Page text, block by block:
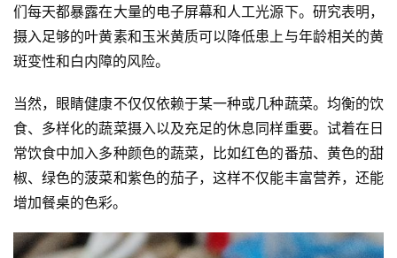
们每天都暴露在大量的电子屏幕和人工光源下。研究表明，
摄入足够的叶黄素和玉米黄质可以降低患上与年龄相关的黄
斑变性和白内障的风险。
当然，眼睛健康不仅仅依赖于某一种或几种蔬菜。均衡的饮
食、多样化的蔬菜摄入以及充足的休息同样重要。试着在日
常饮食中加入多种颜色的蔬菜，比如红色的番茄、黄色的甜
椒、绿色的菠菜和紫色的茄子，这样不仅能丰富营养，还能
增加餐桌的色彩。